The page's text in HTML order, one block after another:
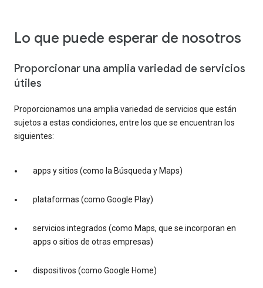
Lo que puede esperar de nosotros
Proporcionar una amplia variedad de servicios
útiles
Proporcionamos una amplia variedad de servicios que están
sujetos a estas condiciones, entre los que se encuentran los
siguientes:
apps y sitios (como la Búsqueda y Maps)
plataformas (como Google Play)
servicios integrados (como Maps, que se incorporan en
apps o sitios de otras empresas)
dispositivos (como Google Home)